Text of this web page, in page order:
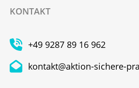
KONTAKT
+49 9287 89 16 962
kontakt@aktion-sichere-